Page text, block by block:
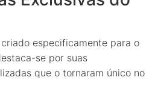
especificamente para o
se por suas
que o tornaram único no